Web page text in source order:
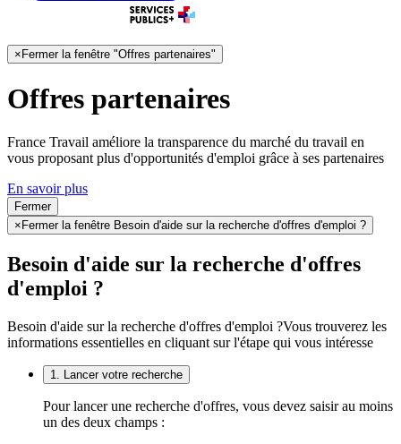
×Fermer la fenêtre "Offres partenaires"
Offres partenaires
France Travail améliore la transparence du marché du travail en
vous proposant plus d'opportunités d'emploi grâce à ses partenaires
En savoir plus
Fermer
× Fermer la fenêtre Besoin d'aide sur la recherche d'offres d'emploi ?
Besoin d'aide sur la recherche d'offres
d'emploi ?
Besoin d'aide sur la recherche d'offres d'emploi ?Vous trouverez les
informations essentielles en cliquant sur l'étape qui vous intéresse
1. Lancer votre recherche
Pour lancer une recherche d'offres, vous devez saisir au moins
un des deux champs :